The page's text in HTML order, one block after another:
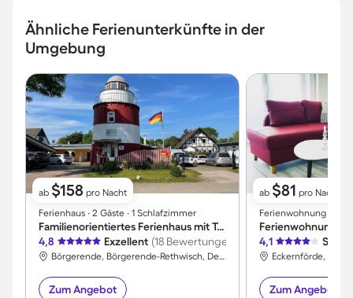
Ähnliche Ferienunterkünfte in der
Umgebung
ab $158 pro Nacht
Ferienhaus ∙ 2 Gäste ∙ 1 Schlafzimmer
Familienorientiertes Ferienhaus mit Terrasse und Grill
4,8
Exzellent (18 Bewertungen)
Börgerende, Börgerende-Rethwisch, Deutschland
Zum Angebot
ab $81 pro Nacht
Ferienwohnung ∙ 2
4,1 Sehr
Zum Angebot